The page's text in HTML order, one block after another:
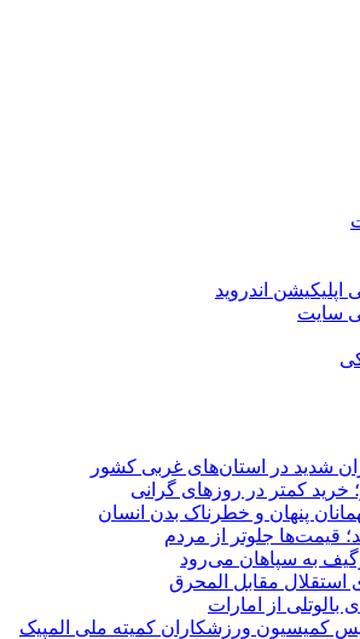
اپلیکیشن اندروید
سایت
شدید در استان‌های غربی کشور
خرید کمتر در روزهای گرانی
پنهان و خطرناک بدن انسان
قیمت‌ها جلوتر از مردم
به سپاهان می‌رود
استقلال مقابل المحرق
بالوتلی از امارات
کمیسیون ورزشکاران کمیته ملی المپیک